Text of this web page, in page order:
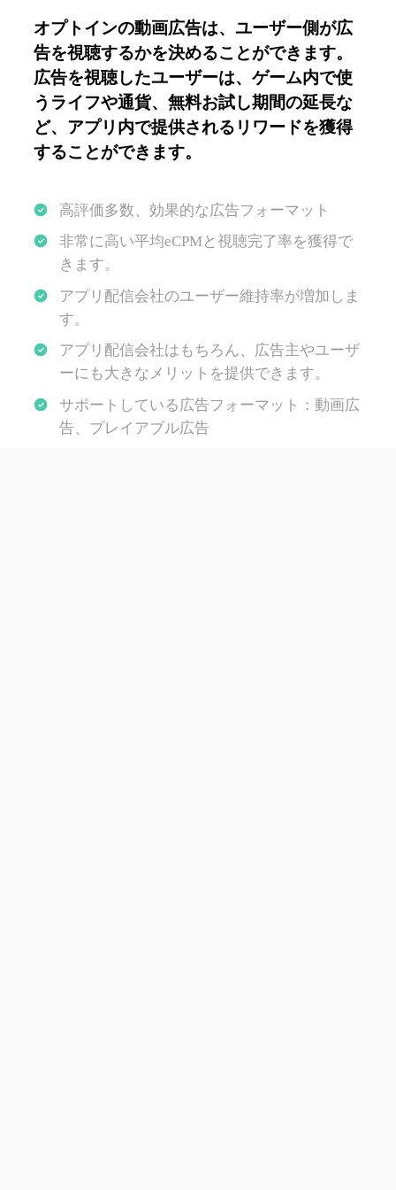
オプトインの動画広告は、ユーザー側が広
告を視聴するかを決めることができます。
広告を視聴したユーザーは、ゲーム内で使
うライフや通貨、無料お試し期間の延長な
ど、アプリ内で提供されるリワードを獲得
することができます。
高評価多数、効果的な広告フォーマット
非常に高い平均eCPMと視聴完了率を獲得で
きます。
アプリ配信会社のユーザー維持率が増加しま
す。
アプリ配信会社はもちろん、広告主やユーザ
ーにも大きなメリットを提供できます。
サポートしている広告フォーマット：動画広
告、プレイアブル広告